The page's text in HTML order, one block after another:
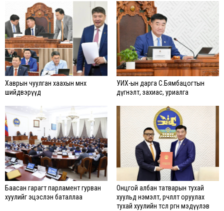
Хаврын чуулган хаахын өмнөх
шийдвэрүүд
УИХ-ын дарга С.Бямбацогтын
дүгнэлт, захиас, уриалга
Баасан гарагт парламент гурван
хуулийг эцэслэн баталлаа
Онцгой албан татварын тухай
хуульд нэмэлт, өөрчлөлт оруулах
тухай хуулийн төсөл өргөн мэдүүлэв